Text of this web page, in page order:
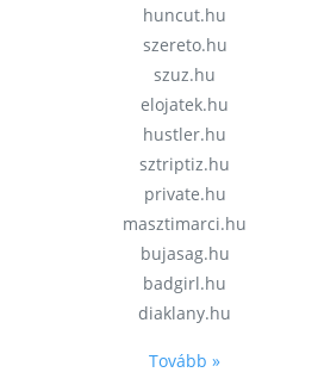
huncut.hu
szereto.hu
szuz.hu
elojatek.hu
hustler.hu
sztriptiz.hu
private.hu
masztimarci.hu
bujasag.hu
badgirl.hu
diaklany.hu
Tovább »